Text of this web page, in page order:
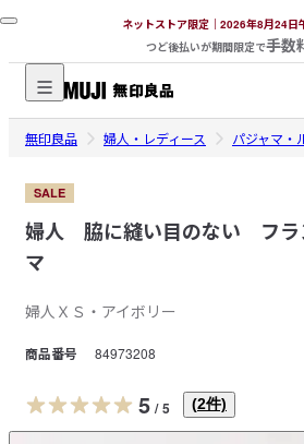
ネットストア限定｜2026年8月24日
つど後払いが期間限定で手数
無
印
品
ス
ア
無印良品 婦人・レディース パジャマ・
SALE
婦人 脇に縫い目のない フラ
マ
婦人ＸＳ・アイボリー
商品番号 84973208
5 / 5 (2件)